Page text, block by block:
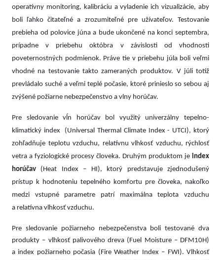
operatívny monitoring, kalibráciu a vyladenie ich vizualizácie, aby
boli ľahko čitateľné a zrozumiteľné pre užívateľov. Testovanie
prebieha od polovice júna a bude ukončené na konci septembra,
prípadne v priebehu októbra v závislosti od vhodnosti
poveternostných podmienok. Práve tie v priebehu júla boli veľmi
vhodné na testovanie takto zameraných produktov. V júli totiž
prevládalo suché a veľmi teplé počasie, ktoré prinieslo so sebou aj
zvýšené požiarne nebezpečenstvo a vlny horúčav.
Pre sledovanie vĺn horúčav bol využitý univerzálny tepelno-
klimatický index (Universal Thermal Climate Index - UTCI), ktorý
zohľadňuje teplotu vzduchu, relatívnu vlhkosť vzduchu, rýchlosť
vetra a fyziologické procesy človeka. Druhým produktom je index
horúčav (Heat Index – HI), ktorý predstavuje zjednodušený
prístup k hodnoteniu tepelného komfortu pre človeka, nakoľko
medzi vstupné parametre patrí maximálna teplota vzduchu
a relatívna vlhkosť vzduchu.
Pre sledovanie požiarneho nebezpečenstva boli testované dva
produkty – vlhkosť palivového dreva (Fuel Moisture – DFM10H)
a index požiarneho počasia (Fire Weather Index – FWI). Vlhkosť